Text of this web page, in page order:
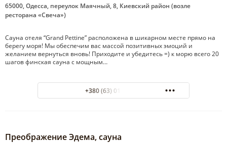
65000, Одесса, переулок Маячный, 8, Киевский район (возле
ресторана «Свеча»)
Сауна отеля “Grand Pettine” расположена в шикарном месте прямо на
берегу моря! Мы обеспечим вас массой позитивных эмоций и
желанием вернуться вновь! Приходите и убедитесь =) к морю всего 20
шагов финская сауна c мощным…
+380 (63) 013-38-89
Преображение Эдема, сауна